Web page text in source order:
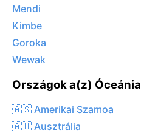
Mendi
Kimbe
Goroka
Wewak
Országok a(z) Óceánia
🇦🇸 Amerikai Szamoa
🇦🇺 Ausztrália